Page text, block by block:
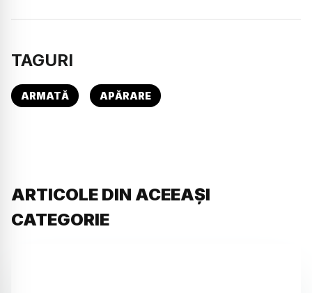
TAGURI
ARMATĂ APĂRARE
ARTICOLE DIN ACEEAȘI
CATEGORIE